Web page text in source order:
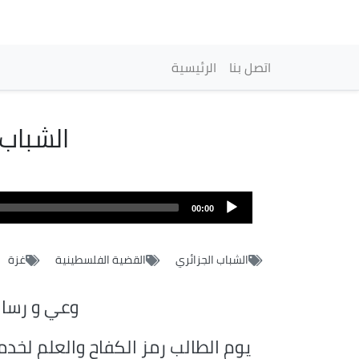
Navigation
الرئيسية اتصل بنا
00:00
الشباب الجزائري القضية الفلسطينية غزة
وعي و
يوم الطالب رمز الكفاح والعلم